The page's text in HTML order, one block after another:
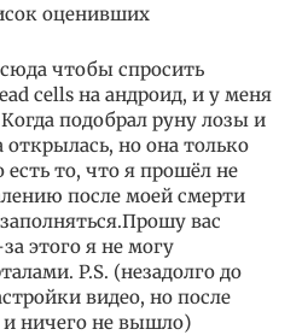
оценивших
чтобы спросить
cells на андроид, и у меня
подобрал руну лозы и
но она только
есть то, что я прошёл не
после моей смерти
вас
этого я не могу
P.S. (незадолго до
видео, но после
и ничего не вышло)